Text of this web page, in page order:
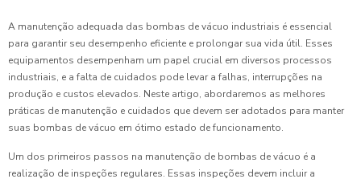
A manutenção adequada das bombas de vácuo industriais é essencial
para garantir seu desempenho eficiente e prolongar sua vida útil. Esses
equipamentos desempenham um papel crucial em diversos processos
industriais, e a falta de cuidados pode levar a falhas, interrupções na
produção e custos elevados. Neste artigo, abordaremos as melhores
práticas de manutenção e cuidados que devem ser adotados para manter
suas bombas de vácuo em ótimo estado de funcionamento.
Um dos primeiros passos na manutenção de bombas de vácuo é a
realização de inspeções regulares. Essas inspeções devem incluir a